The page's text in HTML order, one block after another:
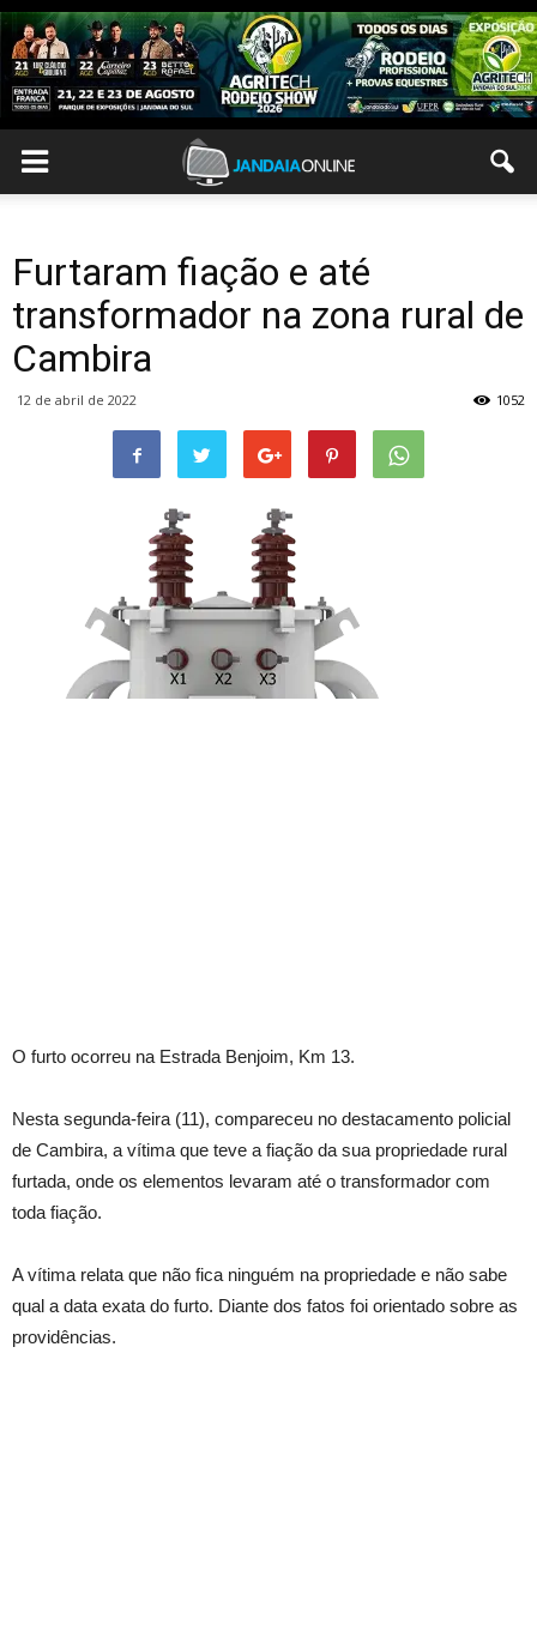
Furtaram fiação e até
transformador na zona rural de
Cambira
12 de abril de 2022 1052
O furto ocorreu na Estrada Benjoim, Km 13.
Nesta segunda-feira (11), compareceu no destacamento policial
de Cambira, a vítima que teve a fiação da sua propriedade rural
furtada, onde os elementos levaram até o transformador com
toda fiação.
A vítima relata que não fica ninguém na propriedade e não sabe
qual a data exata do furto. Diante dos fatos foi orientado sobre as
providências.